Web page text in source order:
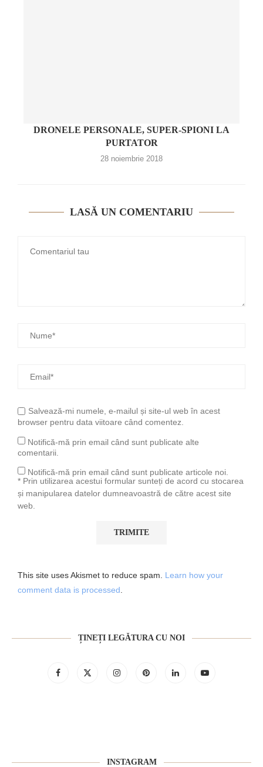
DRONELE PERSONALE, SUPER-SPIONI LA
PURTATOR
28 noiembrie 2018
LASĂ UN COMENTARIU
Salvează-mi numele, e-mailul și site-ul web în acest
browser pentru data viitoare când comentez.
Notifică-mă prin email când sunt publicate alte
comentarii.
Notifică-mă prin email când sunt publicate articole noi.
* Prin utilizarea acestui formular sunteți de acord cu stocarea
și manipularea datelor dumneavoastră de către acest site
web.
This site uses Akismet to reduce spam. Learn how your
comment data is processed
ȚINEȚI LEGĂTURA CU NOI
INSTAGRAM